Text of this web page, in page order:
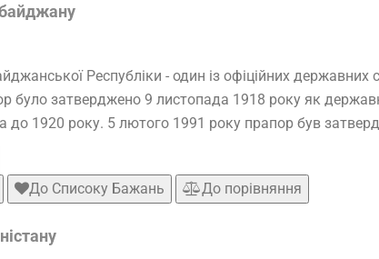
Республіки - один із офіційних
було затверджено 9 листопада 1918 року як
до 1920 року. 5 лютого 1991 року прапор був
До Списоку Бажань
До порівняння